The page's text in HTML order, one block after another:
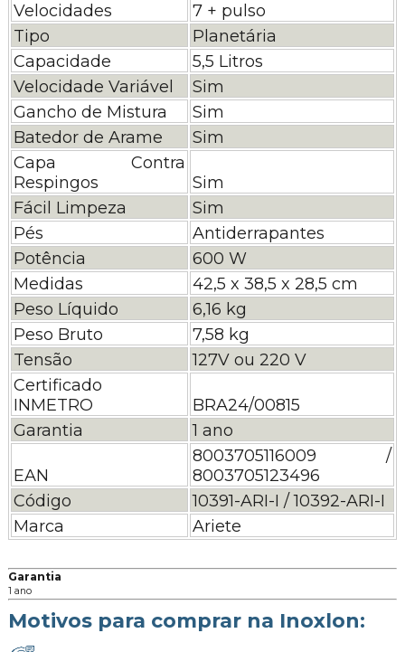
Velocidades
7 + pulso
Tipo
Planetária
Capacidade
5,5 Litros
Velocidade Variável
Sim
Gancho de Mistura
Sim
Batedor de Arame
Sim
Capa Contra
Respingos
Sim
Fácil Limpeza
Sim
Pés
Antiderrapantes
Potência
600 W
Medidas
42,5 x 38,5 x 28,5 cm
Peso Líquido
6,16 kg
Peso Bruto
7,58 kg
Tensão
127V ou 220 V
Certificado
INMETRO
BRA24/00815
Garantia
1 ano
EAN
8003705116009 /
8003705123496
Código
10391-ARI-I / 10392-ARI-I
Marca
Ariete
Garantia
1 ano
Motivos para comprar na Inoxlon: